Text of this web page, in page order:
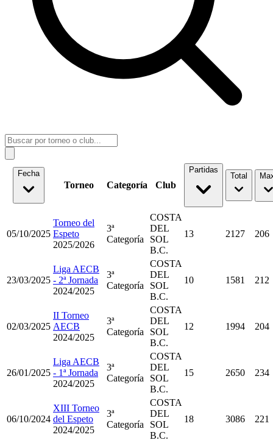
Fecha
Torneo Categoría Club
Partidas
Total
05/10/2025
Torneo del
Espeto
2025/2026
3ª
Categoría
COSTA
DEL
SOL
B.C.
13 2127 206
23/03/2025
Liga AECB
- 2ª Jornada
2024/2025
3ª
Categoría
COSTA
DEL
SOL
B.C.
10 1581 212
02/03/2025
II Torneo
AECB
2024/2025
3ª
Categoría
COSTA
DEL
SOL
B.C.
12 1994 204
26/01/2025
Liga AECB
- 1ª Jornada
2024/2025
3ª
Categoría
COSTA
DEL
SOL
B.C.
15 2650 234
06/10/2024
XIII Torneo
del Espeto
2024/2025
3ª
Categoría
COSTA
DEL
SOL
B.C.
18 3086 221